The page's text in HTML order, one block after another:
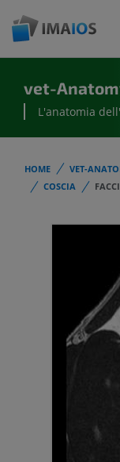
vet-
L'anatomia dell'
HOME VET-
COSCIA